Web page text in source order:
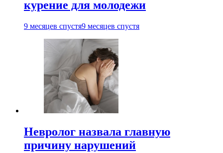
курение для молодежи
9 месяцев спустя9 месяцев спустя
Невролог назвала главную
причину нарушений